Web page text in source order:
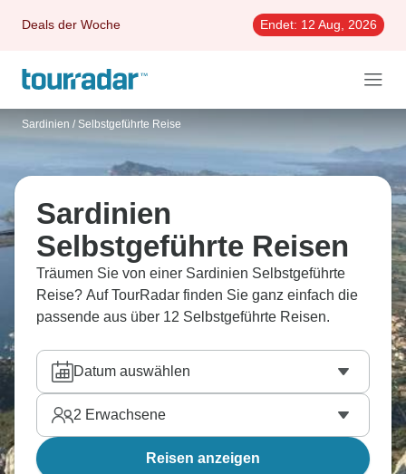
Deals der Woche Endet: 12 Aug, 2026
Sardinien / Selbstgeführte Reise
Sardinien
Selbstgeführte Reisen
Träumen Sie von einer Sardinien Selbstgeführte
Reise? Auf TourRadar finden Sie ganz einfach die
passende aus über 12 Selbstgeführte Reisen.
Datum auswählen
2 Erwachsene
Reisen anzeigen